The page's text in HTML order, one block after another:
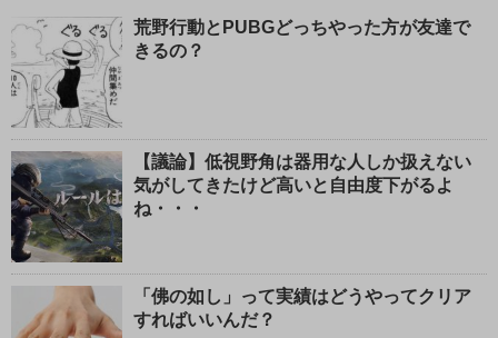
荒野行動とPUBGどっちやった方が友達で
きるの？
【議論】低視野角は器用な人しか扱えない
気がしてきたけど高いと自由度下がるよ
ね・・・
「佛の如し」って実績はどうやってクリア
すればいいんだ？